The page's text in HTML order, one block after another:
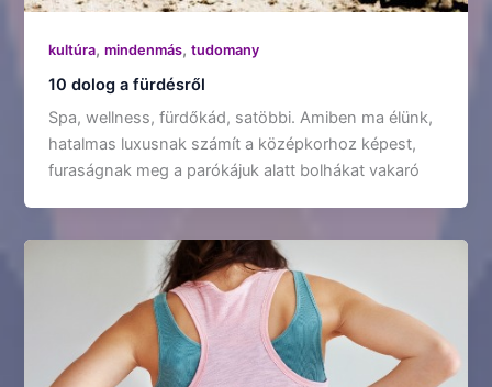
kultúra,mindenmás,tudomany
10 dolog a fürdésről
Spa, wellness, fürdőkád, satöbbi. Amiben ma élünk,
hatalmas luxusnak számít a középkorhoz képest,
furaságnak meg a parókájuk alatt bolhákat vakaró